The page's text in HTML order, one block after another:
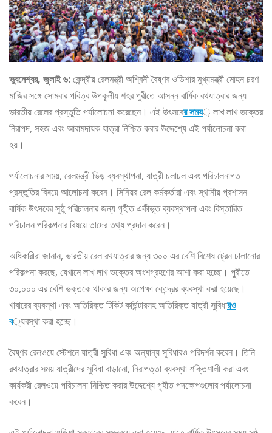
ভুবনেশ্বর, জুলাই ৬:কেন্দ্রীয় রেলমন্ত্রী অশ্বিনী বৈষ্ণব ওডিশার মুখ্যমন্ত্রী মোহন চরণ
মাজির সঙ্গে সোমবার পবিত্র উপকূলীয় শহর পুরীতে আসন্ন বার্ষিক রথযাত্রার জন্য
ভারতীয় রেলের প্রস্তুতি পর্যালোচনা করেছেন। এই উৎসবের সময় লাখ লাখ ভক্তের
নিরাপদ, সহজ এবং আরামদায়ক যাত্রা নিশ্চিত করার উদ্দেশ্যে এই পর্যালোচনা করা
হয়।
পর্যালোচনার সময়, রেলমন্ত্রী ভিড় ব্যবস্থাপনা, যাত্রী চলাচল এবং পরিচালনাগত
প্রস্তুতির বিষয়ে আলোচনা করেন। সিনিয়র রেল কর্মকর্তারা এবং স্থানীয় প্রশাসন
বার্ষিক উৎসবের সুষ্ঠু পরিচালনার জন্য গৃহীত একীভূত ব্যবস্থাপনা এবং বিস্তারিত
পরিচালন পরিকল্পনার বিষয়ে তাদের তথ্য প্রদান করেন।
অধিকারীরা জানান, ভারতীয় রেল রথযাত্রার জন্য ৩০০ এর বেশি বিশেষ ট্রেন চালানোর
পরিকল্পনা করছে, যেখানে লাখ লাখ ভক্তের অংশগ্রহণের আশা করা হচ্ছে। পুরীতে
৩০,০০০ এর বেশি ভক্তকে থাকার জন্য অপেক্ষা কেন্দ্রের ব্যবস্থা করা হয়েছে।
খাবারের ব্যবস্থা এবং অতিরিক্ত টিকিট কাউন্টারসহ অতিরিক্ত যাত্রী সুবিধারও
ব্যবস্থা করা হচ্ছে।
বৈষ্ণব রেলওয়ে স্টেশনে যাত্রী সুবিধা এবং অন্যান্য সুবিধারও পরিদর্শন করেন। তিনি
রথযাত্রার সময় যাত্রীদের সুবিধা বাড়ানো, নিরাপত্তা ব্যবস্থা শক্তিশালী করা এবং
কার্যকরী রেলওয়ে পরিচালনা নিশ্চিত করার উদ্দেশ্যে গৃহীত পদক্ষেপগুলোর পর্যালোচনা
করেন।